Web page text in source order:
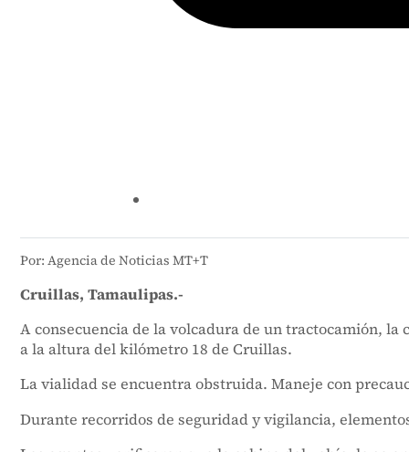
Por: Agencia de Noticias MT+T
Cruillas, Tamaulipas.-
A consecuencia de la volcadura de un tractocamión,
a la altura del kilómetro 18 de Cruillas.
La vialidad se encuentra obstruida. Maneje con
Durante recorridos de seguridad y vigilancia,